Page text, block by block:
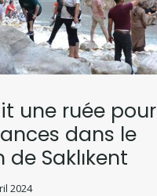
une ruée pour
dans le
Saklıkent
2024